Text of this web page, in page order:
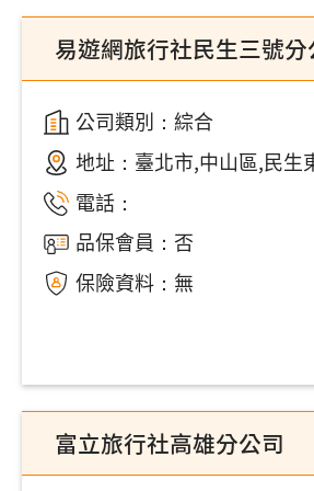
易遊網旅行社民生三號分
公司類別：綜合
地址： 臺北市,中山區,民生
電話：
品保會員：否
保險資料：無
富立旅行社高雄分公司